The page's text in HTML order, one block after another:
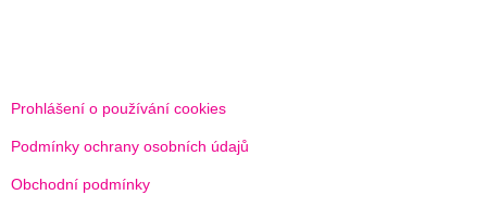
Prohlášení o používání cookies
Podmínky ochrany osobních údajů
Obchodní podmínky